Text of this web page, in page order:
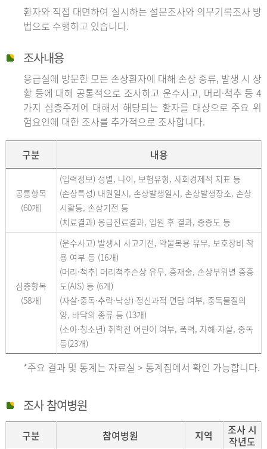
환자와 직접 대면하여 실시하는 설문조사와 의무기록조사 방
법으로 수행하고 있습니다.
조사내용
응급실에 방문한 모든 손상환자에 대해 손상 종류, 발생 시 상
황 등에 대해 공통적으로 조사하고 운수사고, 머리·척추 등 4
가지 심층주제에 대해서 해당되는 환자를 대상으로 주요 위
험요인에 대한 조사를 추가적으로 조사합니다.
구분 내용
공통항목
(60개)
(입력정보) 성별, 나이, 보험유형, 사회경제적 지표 등
(손상특성) 내원일시, 손상발생일시, 손상발생장소, 손상
시활동, 손상기전 등
(치료결과) 응급진료결과, 입원 후 결과, 중증도 등
심층항목
(58개)
(운수사고) 발생시 사고기전, 약물복용 유무, 보호장비 착
용 여부 등 (16개)
(머리·척추) 머리척추손상 유무, 중재술, 손상부위별 중증
도(AIS) 등 (6개)
(자살·중독·추락·낙상) 정신과적 면담 여부, 중독물질의
양, 바닥의 종류 등 (13개)
(소아·청소년) 취학전 어린이 여부, 폭력, 자해·자살, 중독
등(23개)
*주요 결과 및 통계는 자료실 > 통계집에서 확인 가능합니다.
조사 참여병원
구분 참여병원 지역
조사 시
작년도